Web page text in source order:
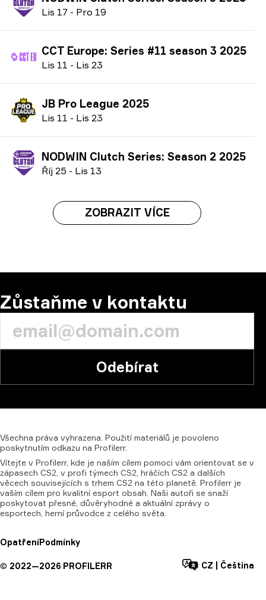
Lis 17 - Pro 19
CCT Europe: Series #11 season 3 2025
Lis 11 - Lis 23
JB Pro League 2025
Lis 11 - Lis 23
NODWIN Clutch Series: Season 2 2025
Říj 25 - Lis 13
ZOBRAZIT VÍCE
Zůstaňme v kontaktu
Odebírat
Všechna práva vyhrazena. Použití materiálů je povoleno
poskytnutím odkazu na Profilerr.
Vítejte v Profilerr, kde je naším cílem pomoci vám orientovat se v
zápasech CS2, v profi týmech CS2, hráčích CS2 a dalších
věcech souvisejících s trhem CS2 na této planetě. Profilerr je
vaším cílem pro kvalitní esport obsah. Naši autoři se snaží
poskytovat přesné, důvěryhodné a aktuální zprávy o
esportech, herní průvodce z celého světa.
OpatřeníPodmínky
© 2022—2026 PROFILERR CZ Čeština